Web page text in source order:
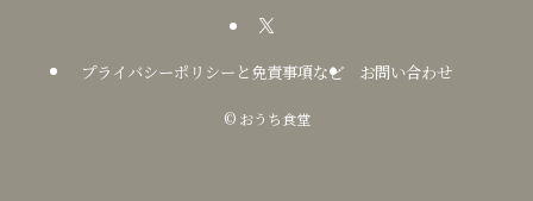
プライバシーポリシーと免責事項など お問い合わせ
©おうち食堂